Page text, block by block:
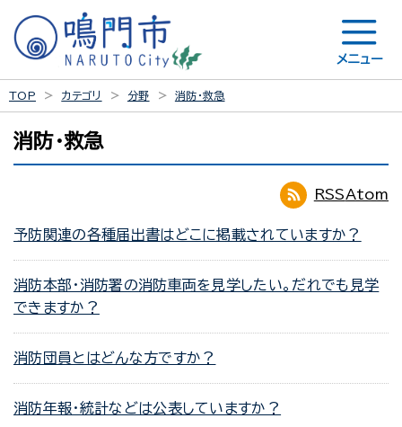
メニュー
TOP カテゴリ 分野 消防・救急
消防・救急
RSSAtom
予防関連の各種届出書はどこに掲載されていますか？
消防本部・消防署の消防車両を見学したい。だれでも見学
できますか？
消防団員とはどんな方ですか？
消防年報・統計などは公表していますか？